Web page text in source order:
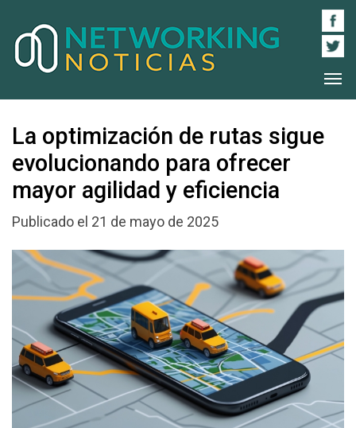
La optimización de rutas sigue
evolucionando para ofrecer
mayor agilidad y eficiencia
Publicado el 21 de mayo de 2025